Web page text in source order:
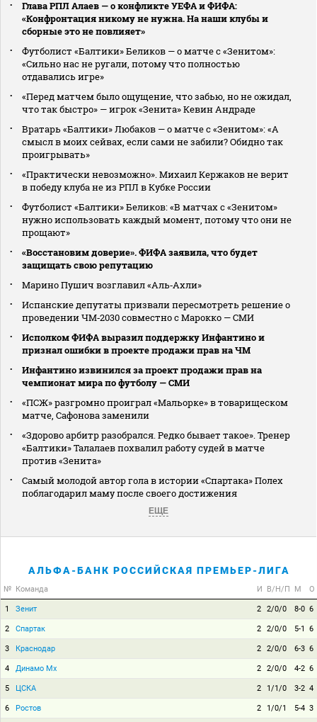
Глава РПЛ Алаев — о конфликте УЕФА и ФИФА:
«Конфронтация никому не нужна. На наши клубы и
сборные это не повлияет»
Футболист «Балтики» Беликов — о матче с «Зенитом»:
«Сильно нас не ругали, потому что полностью
отдавались игре»
«Перед матчем было ощущение, что забью, но не ожидал,
что так быстро» — игрок «Зенита» Кевин Андраде
Вратарь «Балтики» Любаков — о матче с «Зенитом»: «А
смысл в моих сейвах, если сами не забили? Обидно так
проигрывать»
«Практически невозможно». Михаил Кержаков не верит
в победу клуба не из РПЛ в Кубке России
Футболист «Балтики» Беликов: «В матчах с «Зенитом»
нужно использовать каждый момент, потому что они не
прощают»
«Восстановим доверие». ФИФА заявила, что будет
защищать свою репутацию
Марино Пушич возглавил «Аль‑Ахли»
Испанские депутаты призвали пересмотреть решение о
проведении ЧМ‑2030 совместно с Марокко — СМИ
Исполком ФИФА выразил поддержку Инфантино и
признал ошибки в проекте продажи прав на ЧМ
Инфантино извинился за проект продажи прав на
чемпионат мира по футболу — СМИ
«ПСЖ» разгромно проиграл «Мальорке» в товарищеском
матче, Сафонова заменили
«Здорово арбитр разобрался. Редко бывает такое». Тренер
«Балтики» Талалаев похвалил работу судей в матче
против «Зенита»
Самый молодой автор гола в истории «Спартака» Полех
поблагодарил маму после своего достижения
ЕЩЕ
АЛЬФА-БАНК РОССИЙСКАЯ ПРЕМЬЕР-ЛИГА
№ Команда И В/Н/П М О
1 Зенит 2 2/0/0 8-0 6
2 Спартак 2 2/0/0 5-1 6
3 Краснодар 2 2/0/0 6-3 6
4 Динамо Мх 2 2/0/0 4-2 6
5 ЦСКА 2 1/1/0 3-2 4
6 Ростов 2 1/0/1 5-4 3